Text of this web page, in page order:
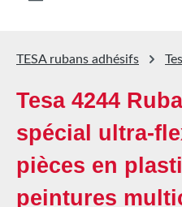
TESA rubans adhésifs
Tesa 4244
spécial ultra-
pièces en
peintures